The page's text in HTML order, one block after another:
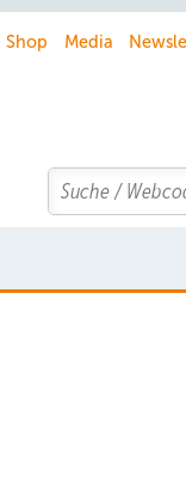
Shop Media
Search